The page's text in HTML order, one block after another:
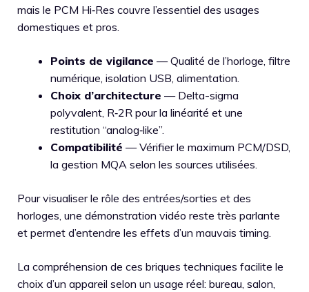
mais le PCM Hi‑Res couvre l’essentiel des usages
domestiques et pros.
Points de vigilance — Qualité de l’horloge, filtre
numérique, isolation USB, alimentation.
Choix d’architecture — Delta-sigma
polyvalent, R‑2R pour la linéarité et une
restitution “analog‑like”.
Compatibilité — Vérifier le maximum PCM/DSD,
la gestion MQA selon les sources utilisées.
Pour visualiser le rôle des entrées/sorties et des
horloges, une démonstration vidéo reste très parlante
et permet d’entendre les effets d’un mauvais timing.
La compréhension de ces briques techniques facilite le
choix d’un appareil selon un usage réel: bureau, salon,